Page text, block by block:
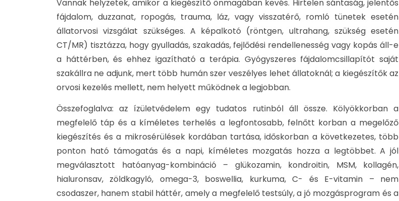
Vannak helyzetek, amikor a kiegészítő önmagában kevés. Hirtelen sántaság, jelentős
fájdalom, duzzanat, ropogás, trauma, láz, vagy visszatérő, romló tünetek esetén
állatorvosi vizsgálat szükséges. A képalkotó (röntgen, ultrahang, szükség esetén
CT/MR) tisztázza, hogy gyulladás, szakadás, fejlődési rendellenesség vagy kopás áll-e
a háttérben, és ehhez igazítható a terápia. Gyógyszeres fájdalomcsillapítót saját
szakállra ne adjunk, mert több humán szer veszélyes lehet állatoknál; a kiegészítők az
orvosi kezelés mellett, nem helyett működnek a legjobban.
Összefoglalva: az ízületvédelem egy tudatos rutinból áll össze. Kölyökkorban a
megfelelő táp és a kíméletes terhelés a legfontosabb, felnőtt korban a megelőző
kiegészítés és a mikrosérülések kordában tartása, időskorban a következetes, több
ponton ható támogatás és a napi, kíméletes mozgatás hozza a legtöbbet. A jól
megválasztott hatóanyag-kombináció – glükozamin, kondroitin, MSM, kollagén,
hialuronsav, zöldkagyló, omega-3, boswellia, kurkuma, C- és E-vitamin – nem
csodaszer, hanem stabil háttér, amely a megfelelő testsúly, a jó mozgásprogram és a